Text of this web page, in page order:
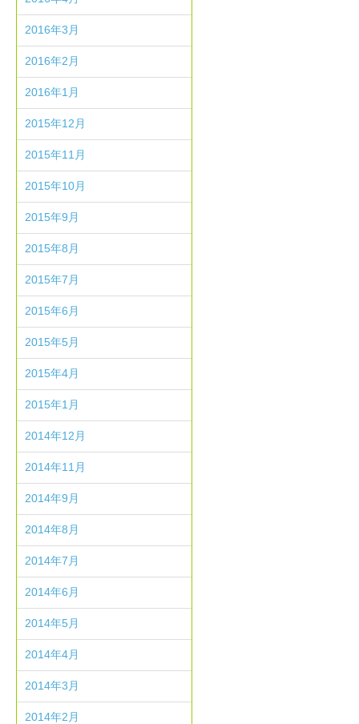
2016年3月
2016年2月
2016年1月
2015年12月
2015年11月
2015年10月
2015年9月
2015年8月
2015年7月
2015年6月
2015年5月
2015年4月
2015年1月
2014年12月
2014年11月
2014年9月
2014年8月
2014年7月
2014年6月
2014年5月
2014年4月
2014年3月
2014年2月